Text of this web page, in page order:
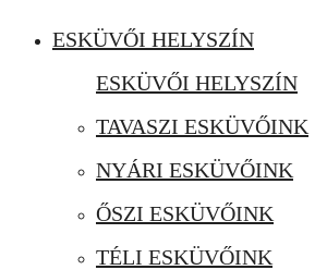
ESKÜVŐI HELYSZÍN
ESKÜVŐI HELYSZÍN
TAVASZI ESKÜVŐINK
NYÁRI ESKÜVŐINK
ŐSZI ESKÜVŐINK
TÉLI ESKÜVŐINK